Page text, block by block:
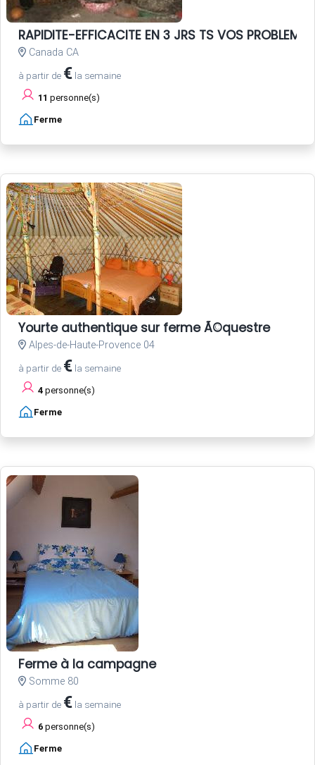
RAPIDITE-EFFICACITE EN 3 JRS TS VOS
Canada CA
à partir de € la semaine
11 personne(s)
Ferme
Yourte authentique sur ferme Ã©questre
Alpes-de-Haute-Provence 04
à partir de € la semaine
4 personne(s)
Ferme
Ferme à la campagne
Somme 80
à partir de € la semaine
6 personne(s)
Ferme